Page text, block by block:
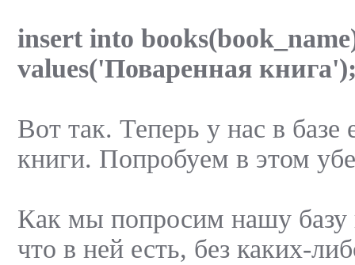
insert into
values('Поваренная
Вот так. Теперь у нас в базе
книги. Попробуем в этом
Как мы попросим нашу базу
что в ней есть, без каких-